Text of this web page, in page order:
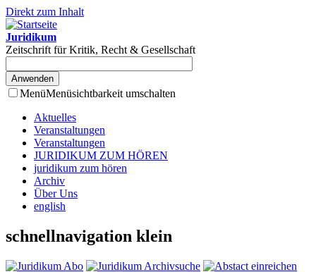
Direkt zum Inhalt
Juridikum
Zeitschrift für Kritik, Recht & Gesellschaft
MenüMenüsichtbarkeit umschalten
Aktuelles
Veranstaltungen
Veranstaltungen
JURIDIKUM ZUM HÖREN
juridikum zum hören
Archiv
Über Uns
english
schnellnavigation klein